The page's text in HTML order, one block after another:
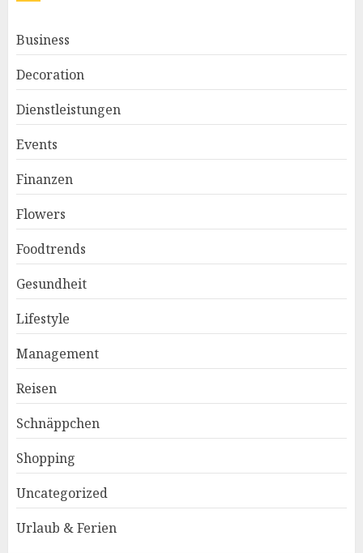
Business
Decoration
Dienstleistungen
Events
Finanzen
Flowers
Foodtrends
Gesundheit
Lifestyle
Management
Reisen
Schnäppchen
Shopping
Uncategorized
Urlaub & Ferien